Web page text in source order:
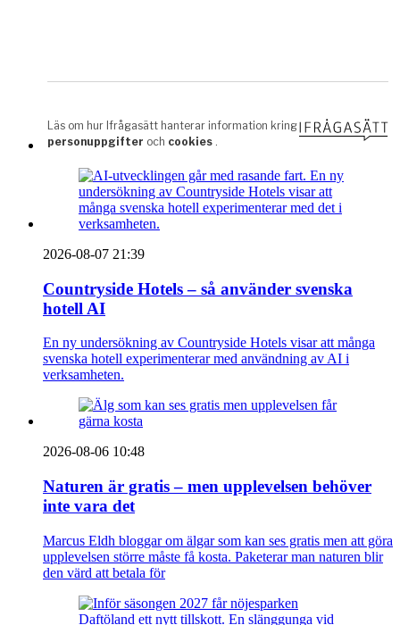
2026-08-07 21:39
Countryside Hotels – så använder svenska
hotell AI
En ny undersökning av Countryside Hotels visar att många
svenska hotell experimenterar med användning av AI i
verksamheten.
2026-08-06 10:48
Naturen är gratis – men upplevelsen behöver
inte vara det
Marcus Eldh bloggar om älgar som kan ses gratis men att göra
upplevelsen större måste få kosta. Paketerar man naturen blir
den värd att betala för